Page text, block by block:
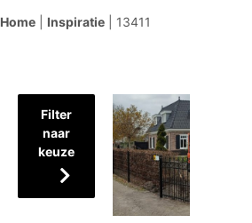
Home Inspiratie 13411
Filter
naar
keuze